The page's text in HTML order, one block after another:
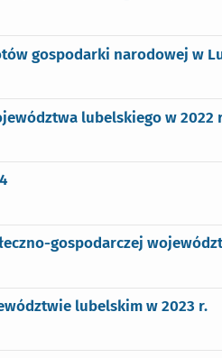
gospodarki narodowej w
lubelskiego w 2022
gospodarczej
lubelskim w 2023 r.